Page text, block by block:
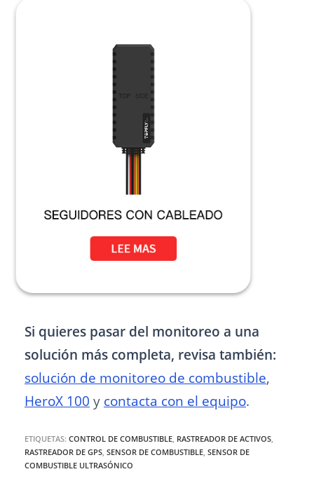
Si quieres pasar del monitoreo a una
solución más completa, revisa también:
solución de monitoreo de combustible,
HeroX 100 y contacta con el equipo.
ETIQUETAS: CONTROL DE COMBUSTIBLE RASTREADOR DE ACTIVOS
RASTREADOR DE GPS SENSOR DE COMBUSTIBLE SENSOR DE
COMBUSTIBLE ULTRASÓNICO